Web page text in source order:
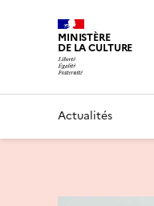
MINISTÈRE
DE LA CULTURE
Actualités